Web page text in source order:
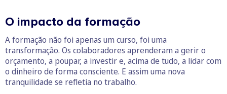
O impacto da formação
A formação não foi apenas um curso, foi uma
transformação. Os colaboradores aprenderam a gerir o
orçamento, a poupar, a investir e, acima de tudo, a lidar com
o dinheiro de forma consciente. E assim uma nova
tranquilidade se refletia no trabalho.